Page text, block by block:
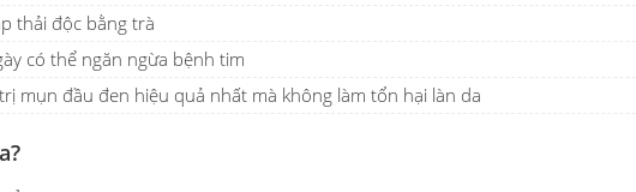
thải độc bằng trà
có thể ngăn ngừa bệnh tim
mụn đầu đen hiệu quả nhất mà không làm tổn hại làn da